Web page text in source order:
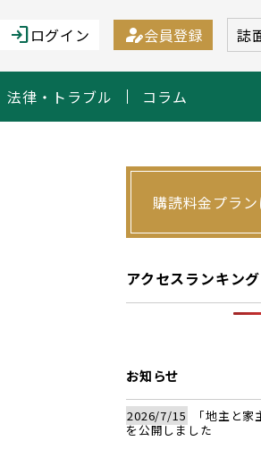
loginログイン person_edit会員登録 誌
法律・トラブル コラム
購読料金プラ
アクセスランキング
お知らせ
2026/7/15
「地主と
を公開しました